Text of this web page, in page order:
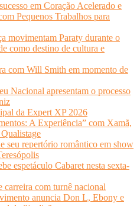
em Coração Acelerado e
Pequenos Trabalhos para
movimentam Paraty durante o
como destino de cultura e
com Will Smith em momento de
Nacional apresentam o processo
da Expert XP 2026
A Experiência” com Xamã,
seu repertório romântico em show
espetáculo Cabaret nesta sexta-
carreira com turnê nacional
anuncia Don L, Ebony e